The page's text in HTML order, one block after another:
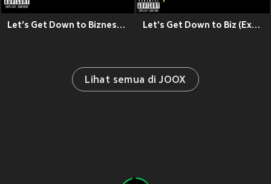
Let's Get Down to Bizness (Explicit) Let's Get Down to Biz (Explicit)
Lihat semua di JOOX